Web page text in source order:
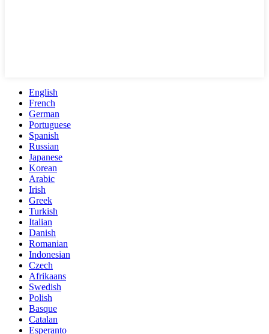
English
French
German
Portuguese
Spanish
Russian
Japanese
Korean
Arabic
Irish
Greek
Turkish
Italian
Danish
Romanian
Indonesian
Czech
Afrikaans
Swedish
Polish
Basque
Catalan
Esperanto